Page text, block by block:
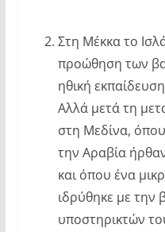
Στη Μέκκα το
προώθηση των
ηθική
Αλλά μετά τη
στη Μεδίνα,
την Αραβία
και όπου ένα
ιδρύθηκε με την
υποστηρικτών